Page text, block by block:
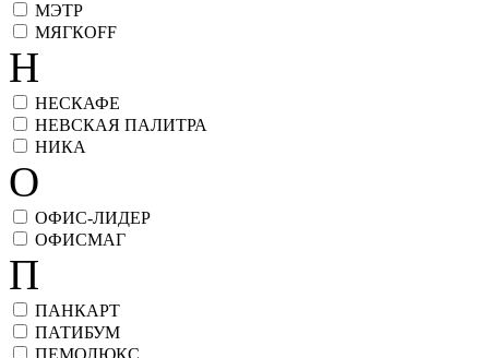
МЭТР
МЯГКОFF
Н
НЕСКАФЕ
НЕВСКАЯ ПАЛИТРА
НИКА
О
ОФИС-ЛИДЕР
ОФИСМАГ
П
ПАНКАРТ
ПАТИБУМ
ПЕМОЛЮКС